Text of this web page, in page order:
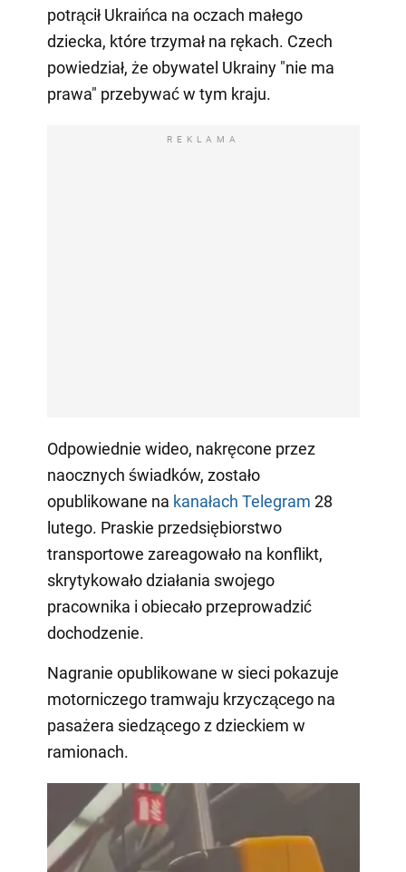
potrącił Ukraińca na oczach małego
dziecka, które trzymał na rękach. Czech
powiedział, że obywatel Ukrainy "nie ma
prawa" przebywać w tym kraju.
REKLAMA
Odpowiednie wideo, nakręcone przez
naocznych świadków, zostało
opublikowane na kanałach Telegram 28
lutego. Praskie przedsiębiorstwo
transportowe zareagowało na konflikt,
skrytykowało działania swojego
pracownika i obiecało przeprowadzić
dochodzenie.
Nagranie opublikowane w sieci pokazuje
motorniczego tramwaju krzyczącego na
pasażera siedzącego z dzieckiem w
ramionach.